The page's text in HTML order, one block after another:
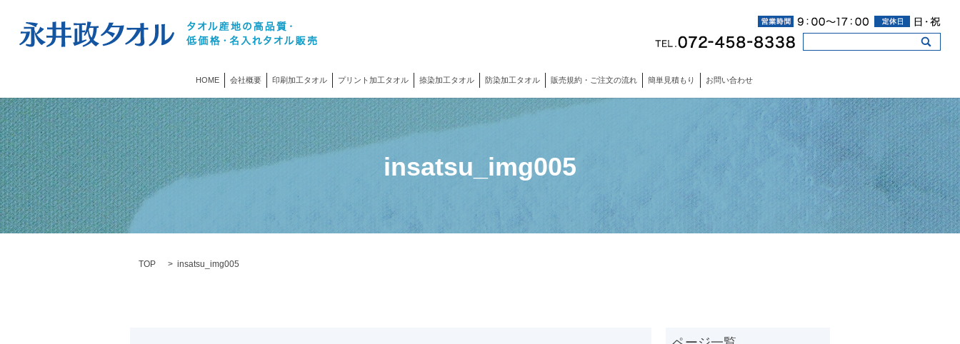
HOME 会社概要 印刷加工タオル プリント加工タオル 捺染加工タオル 防染加工タオル 販売規約・ご注文の流れ 簡単見積もり お問い合わせ
insatsu_img005
TOP insatsu_img005